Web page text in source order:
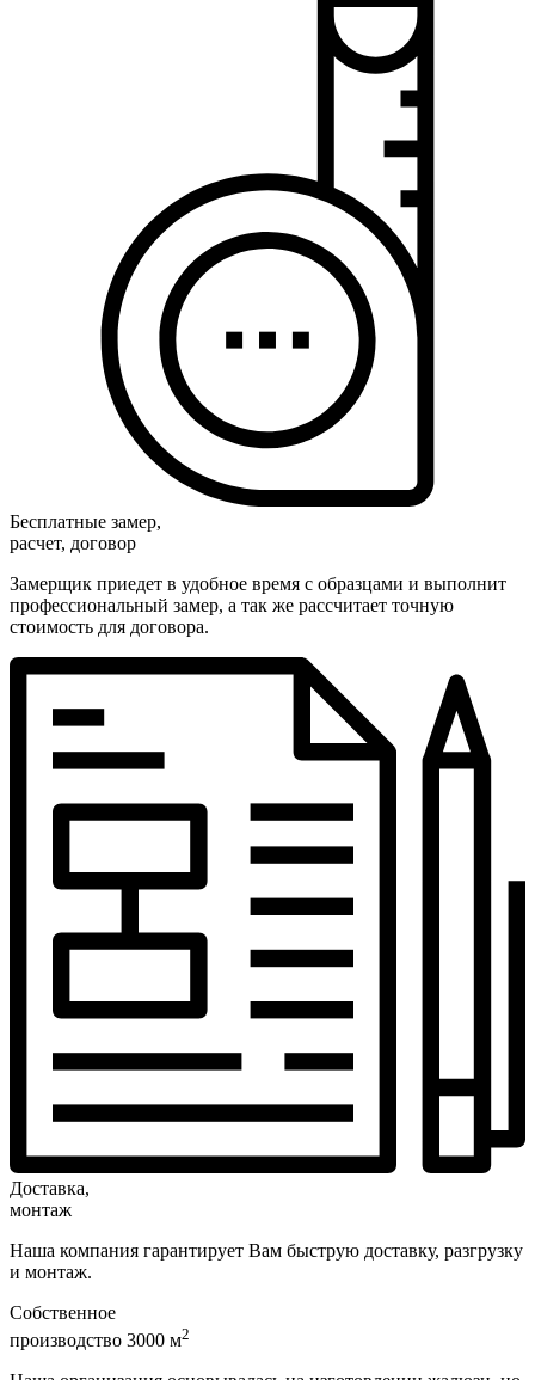
Бесплатные замер,
расчет, договор
Замерщик приедет в удобное время с образцами и выполнит
профессиональный замер, а так же рассчитает точную
стоимость для договора.
Доставка,
монтаж
Наша компания гарантирует Вам быструю доставку, разгрузку
и монтаж.
Собственное
производство 3000 м2